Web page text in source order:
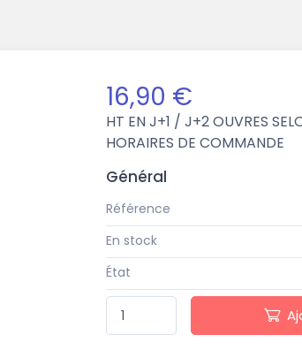
16,90 €
HT EN J+1 / J+2 OUVRES
HORAIRES DE COMMANDE
Général
Référence
En stock
État